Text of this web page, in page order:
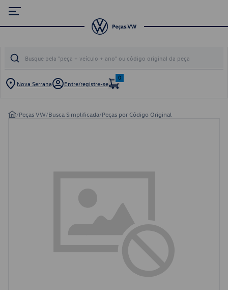
Nova Serrana Entre/registre-se
0
/Peças VW/Busca Simplificada/Peças por Código Original